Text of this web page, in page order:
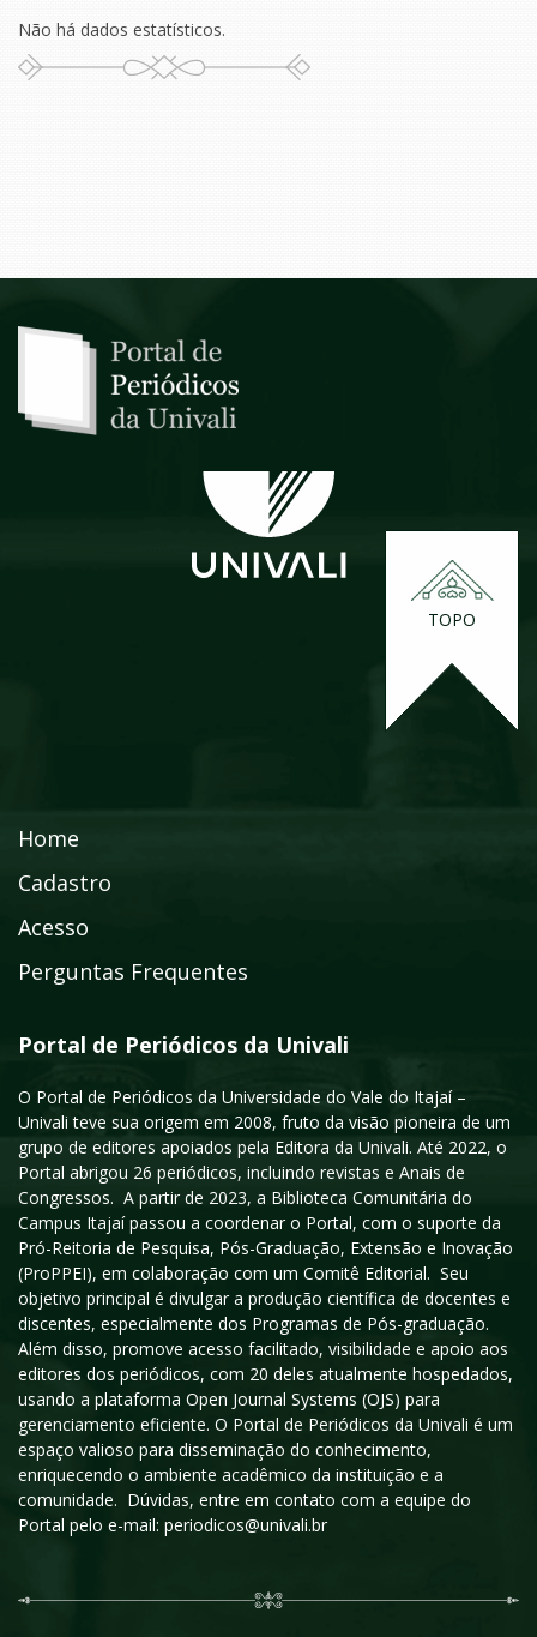
Não há dados estatísticos.
TOPO
Home
Cadastro
Acesso
Perguntas Frequentes
Portal de Periódicos da Univali
O Portal de Periódicos da Universidade do Vale do Itajaí –
Univali teve sua origem em 2008, fruto da visão pioneira de um
grupo de editores apoiados pela Editora da Univali. Até 2022, o
Portal abrigou 26 periódicos, incluindo revistas e Anais de
Congressos. A partir de 2023, a Biblioteca Comunitária do
Campus Itajaí passou a coordenar o Portal, com o suporte da
Pró-Reitoria de Pesquisa, Pós-Graduação, Extensão e Inovação
(ProPPEI), em colaboração com um Comitê Editorial. Seu
objetivo principal é divulgar a produção científica de docentes e
discentes, especialmente dos Programas de Pós-graduação.
Além disso, promove acesso facilitado, visibilidade e apoio aos
editores dos periódicos, com 20 deles atualmente hospedados,
usando a plataforma Open Journal Systems (OJS) para
gerenciamento eficiente. O Portal de Periódicos da Univali é um
espaço valioso para disseminação do conhecimento,
enriquecendo o ambiente acadêmico da instituição e a
comunidade. Dúvidas, entre em contato com a equipe do
Portal pelo e-mail: periodicos@univali.br